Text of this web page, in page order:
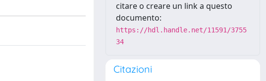
citare o creare un link a questo
documento:
https://hdl.handle.net/11591/3755
34
Citazioni